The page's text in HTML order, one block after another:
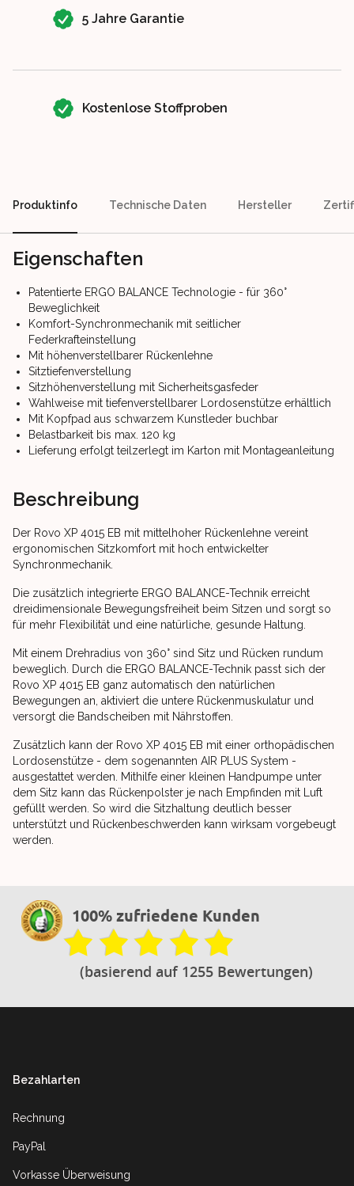
5 Jahre Garantie
Kostenlose Stoffproben
Produktinfo Technische Daten Hersteller
Eigenschaften
Patentierte ERGO BALANCE Technologie - für 360°
Beweglichkeit
Komfort-Synchronmechanik mit seitlicher
Federkrafteinstellung
Mit höhenverstellbarer Rückenlehne
Sitztiefenverstellung
Sitzhöhenverstellung mit Sicherheitsgasfeder
Wahlweise mit tiefenverstellbarer Lordosenstütze erhältlich
Mit Kopfpad aus schwarzem Kunstleder buchbar
Belastbarkeit bis max. 120 kg
Lieferung erfolgt teilzerlegt im Karton mit Montageanleitung
Beschreibung
Der Rovo XP 4015 EB mit mittelhoher Rückenlehne vereint
ergonomischen Sitzkomfort mit hoch entwickelter
Synchronmechanik.
Die zusätzlich integrierte ERGO BALANCE-Technik erreicht
dreidimensionale Bewegungsfreiheit beim Sitzen und sorgt so
für mehr Flexibilität und eine natürliche, gesunde Haltung.
Mit einem Drehradius von 360° sind Sitz und Rücken rundum
beweglich. Durch die ERGO BALANCE-Technik passt sich der
Rovo XP 4015 EB ganz automatisch den natürlichen
Bewegungen an, aktiviert die untere Rückenmuskulatur und
versorgt die Bandscheiben mit Nährstoffen.
Zusätzlich kann der Rovo XP 4015 EB mit einer orthopädischen
Lordosenstütze - dem sogenannten AIR PLUS System -
ausgestattet werden. Mithilfe einer kleinen Handpumpe unter
dem Sitz kann das Rückenpolster je nach Empfinden mit Luft
gefüllt werden. So wird die Sitzhaltung deutlich besser
unterstützt und Rückenbeschwerden kann wirksam vorgebeugt
werden.
100% zufriedene Kunden
(basierend auf 1255 Bewertungen)
Bezahlarten
Rechnung
PayPal
Vorkasse Überweisung